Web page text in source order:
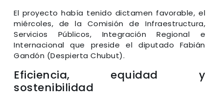
El proyecto había tenido dictamen favorable, el
miércoles, de la Comisión de Infraestructura,
Servicios Públicos, Integración Regional e
Internacional que preside el diputado Fabián
Gandón (Despierta Chubut).
Eficiencia, equidad y
sostenibilidad